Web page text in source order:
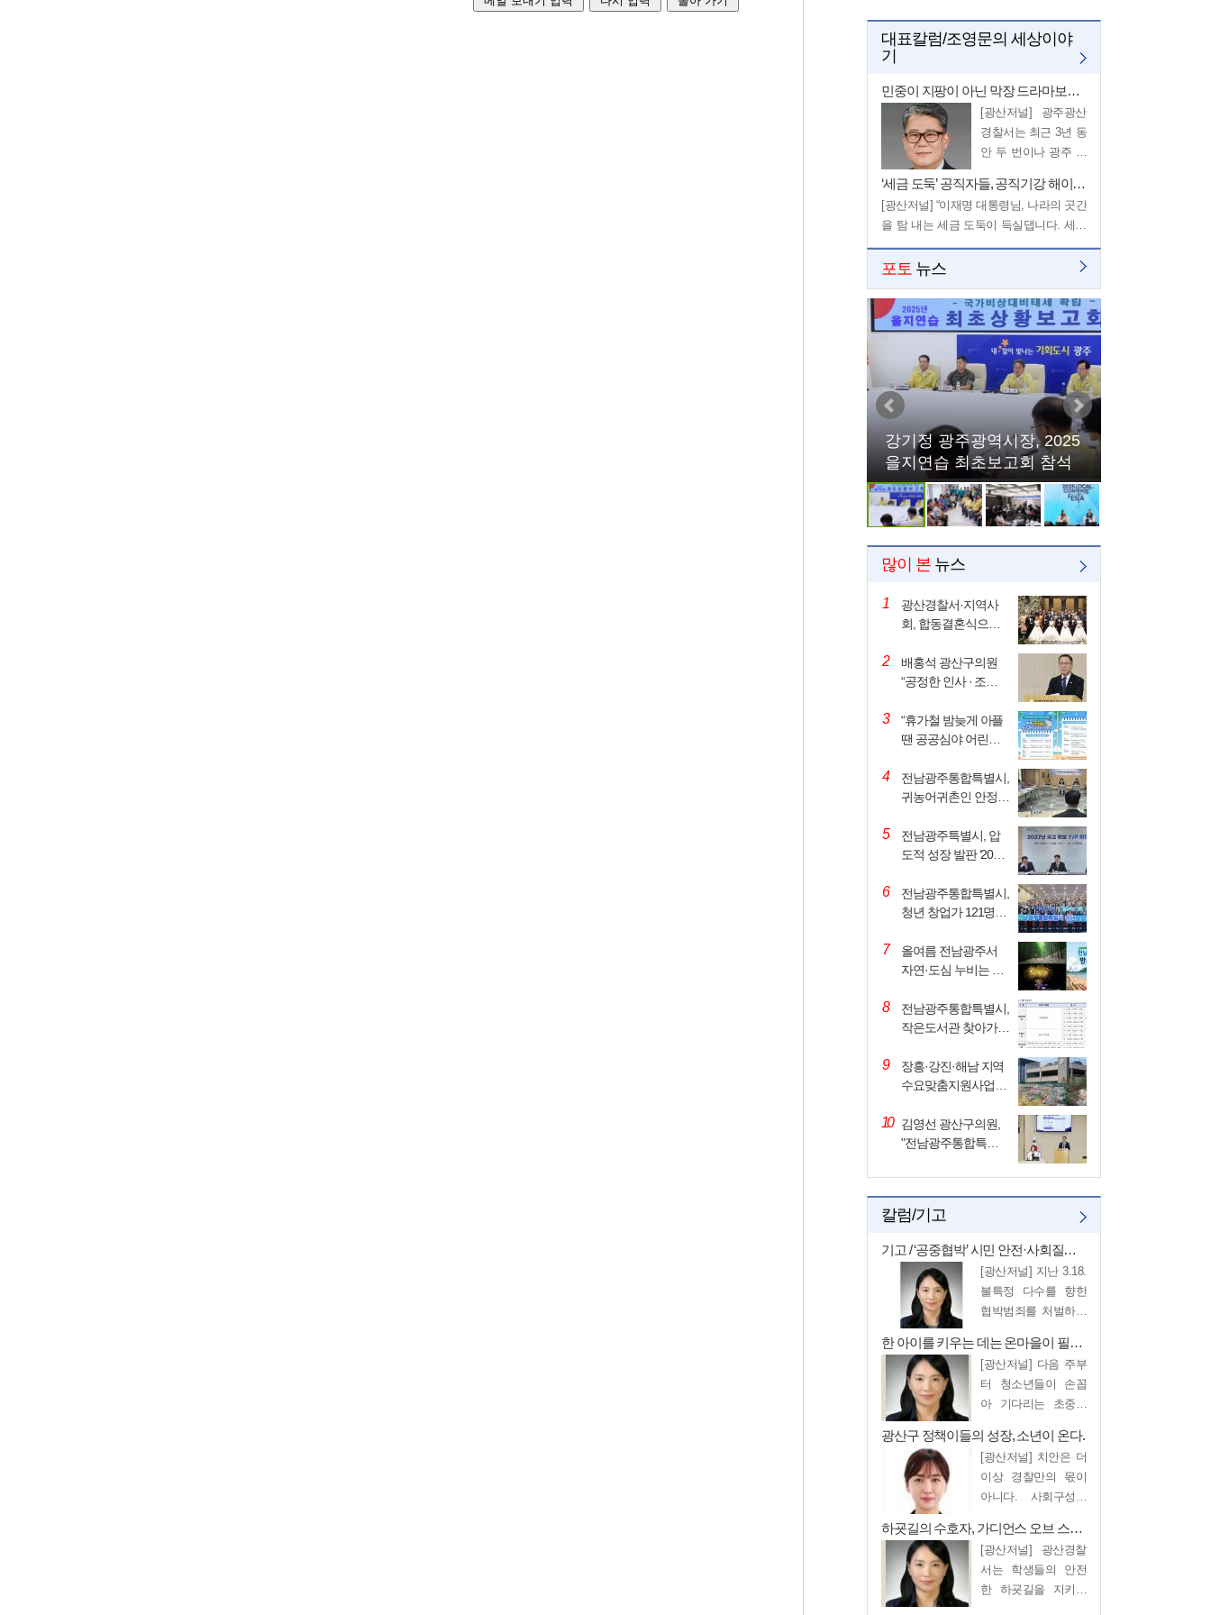
대표칼럼/조영문의 세상이야
기
민중이 지팡이 아닌 막장 드라마보다 더한 경찰
[광산저널] 광주광산
경찰서는 최근 3년 동
안 두 번이나 광주 대
(경무관)이 왔다. …
‘세금 도둑’ 공직자들, 공직기강 해이 심각해
[광산저널] “이재명 대통령님, 나라의 곳간
을 탐 내는 세금 도둑이 득실댑니다. 세금
잘 지키세요. …
포토 뉴스
강기정 광주광역시장, 2025
을지연습 최초보고회 참석
많이 본 뉴스
1
광산경찰서·지역사
회, 합동결혼식으로
2
배홍석 광산구의원
“공정한 인사 · 조직
촉…
3
“휴가철 밤늦게 아플
땐 공공심야 어린이
요…
4
전남광주통합특별시,
귀농어귀촌인 안정
5
전남광주특별시, 압
도적 성장 발판 ‘2027
6
전남광주통합특별시,
청년 창업가 121명 2
7
올여름 전남광주서
자연·도심 누비는 특
8
전남광주통합특별시,
작은도서관 찾아가는
9
장흥·강진·해남 지역
수요맞춤지원사업으
다…
10
김영선 광산구의원,
"전남광주통합특별
위한…
칼럼/기고
기고 / ‘공중협박’ 시민 안전·사회질서 해치는 중대범죄
[광산저널] 지난 3.18.
불특정 다수를 향한
협박범죄를 처벌하는
이후 혐의를 인…
한 아이를 키우는 데는 온마을이 필요하다.
[광산저널] 다음 주부
터 청소년들이 손꼽
아 기다리는 초중고
다. 경찰서 학교전담
경…
광산구 정책이들의 성장, 소년이 온다.
[광산저널] 치안은 더
이상 경찰만의 몫이
아니다. 사회구성원
력할 때 진정한 ‘…
하굣길의 수호자, 가디언스 오브 스쿨, 학생 안전을 위한 제안
[광산저널] 광산경찰
서는 학생들의 안전
한 하굣길을 지키기